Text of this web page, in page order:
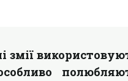
змії